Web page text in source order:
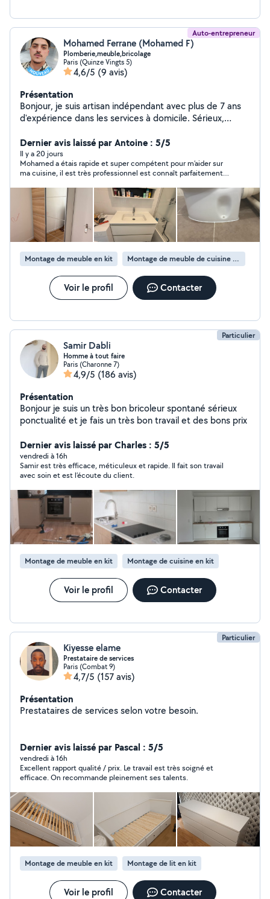
Auto-entrepreneur
Mohamed Ferrane (Mohamed F)
Plomberie,meuble,bricolage
Paris (Quinze Vingts 5)
4,6/5 (9 avis)
Présentation
Bonjour, je suis artisan indépendant avec plus de 7 ans
d'expérience dans les services à domicile. Sérieux,
qualité sur Paris et en Île-de-France. Mes prestations : *
Montage de meubles (IKEA et toutes marques) *
Fixation de TV au mur * Pose de tringles à rideaux,
stores et rideaux * Installation d'étagères, cadres,
miroirs et accessoires * Pose de luminaires et
suspensions * Petits travaux de bricolage * Petite
plomberie : remplacement de robinets, mitigeurs,
pommeaux de douche, flexibles, joints, siphons,
mécanismes de chasse d'eau, réparation de petites
fuites et autres interventions de plomberie courantes.
Je travaille avec soin, je protège votre intérieur, je laisse
le chantier propre et je m'engage à fournir un travail de
qualité. Devis gratuit, intervention rapide et satisfaction
client garantie.
Dernier avis laissé par Antoine : 5/5
Il y a 20 jours
Mohamed a étais rapide et super compétent pour m’aider sur
ma cuisine, il est très professionnel est connaît parfaitement
Montage de meuble en kit Montage de meuble de cuisine en kit
Voir le profil Contacter
Particulier
Samir Dabli
Homme à tout faire
Paris (Charonne 7)
4,9/5 (186 avis)
Présentation
Bonjour je suis un très bon bricoleur spontané sérieux
ponctualité et je fais un très bon travail et des bons prix
Dernier avis laissé par Charles : 5/5
vendredi à 16h
Samir est très efficace, méticuleux et rapide. Il fait son travail
avec soin et est l’écoute du client.
Montage de meuble en kit Montage de cuisine en kit
Voir le profil Contacter
Particulier
Kiyesse elame
Prestataire de services
Paris (Combat 9)
4,7/5 (157 avis)
Présentation
Prestataires de services selon votre besoin.
Dernier avis laissé par Pascal : 5/5
vendredi à 16h
Excellent rapport qualité / prix. Le travail est très soigné et
efficace. On recommande pleinement ses talents.
Montage de meuble en kit Montage de lit en kit
Voir le profil Contacter